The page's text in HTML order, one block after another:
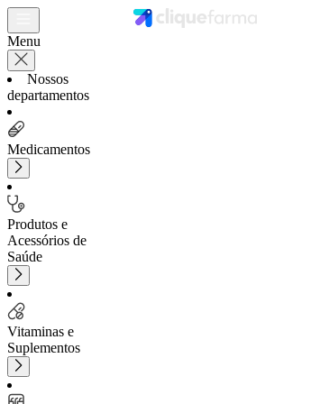
Menu
Nossos
departamentos
Medicamentos
Produtos e
Acessórios de
Saúde
Vitaminas e
Suplementos